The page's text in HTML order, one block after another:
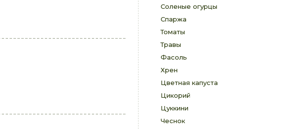
Соленые огурцы
Спаржа
Томаты
Травы
Фасоль
Хрен
Цветная капуста
Цикорий
Цуккини
Чеснок